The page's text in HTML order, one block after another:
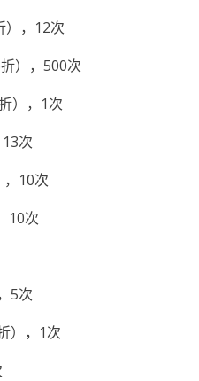
），12次
），500次
），1次
次
10次
10次
5次
），1次